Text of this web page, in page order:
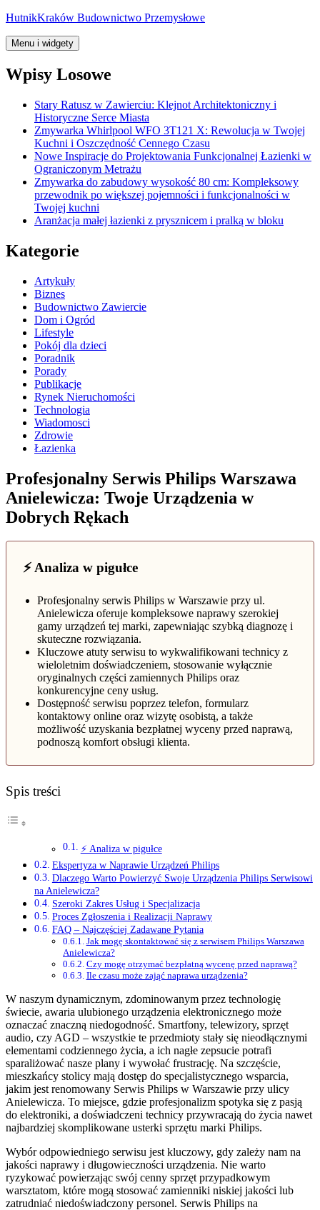
Przejdź
treści
HutnikKraków Budownictwo Przemysłowe
Menu i widgety
Wpisy Losowe
Stary Ratusz w Zawierciu: Klejnot Architektoniczny i
Historyczne Serce Miasta
Zmywarka Whirlpool WFO 3T121 X: Rewolucja w Twojej
Kuchni i Oszczędność Cennego Czasu
Nowe Inspiracje do Projektowania Funkcjonalnej Łazienki w
Ograniczonym Metrażu
Zmywarka do zabudowy wysokość 80 cm: Kompleksowy
przewodnik po większej pojemności i funkcjonalności w
Twojej kuchni
Aranżacja małej łazienki z prysznicem i pralką w bloku
Kategorie
Artykuły
Biznes
Budownictwo Zawiercie
Dom i Ogród
Lifestyle
Pokój dla dzieci
Poradnik
Porady
Publikacje
Rynek Nieruchomości
Technologia
Wiadomosci
Zdrowie
Łazienka
Profesjonalny Serwis Philips Warszawa
Anielewicza: Twoje Urządzenia w
Dobrych Rękach
⚡ Analiza w pigułce
Profesjonalny serwis Philips w Warszawie przy ul.
Anielewicza oferuje kompleksowe naprawy szerokiej
gamy urządzeń tej marki, zapewniając szybką diagnozę i
skuteczne rozwiązania.
Kluczowe atuty serwisu to wykwalifikowani technicy z
wieloletnim doświadczeniem, stosowanie wyłącznie
oryginalnych części zamiennych Philips oraz
konkurencyjne ceny usług.
Dostępność serwisu poprzez telefon, formularz
kontaktowy online oraz wizytę osobistą, a także
możliwość uzyskania bezpłatnej wyceny przed naprawą,
podnoszą komfort obsługi klienta.
Spis treści
⚡ Analiza w pigułce
Ekspertyza w Naprawie Urządzeń Philips
Dlaczego Warto Powierzyć Swoje Urządzenia Philips Serwisowi
na Anielewicza?
Szeroki Zakres Usług i Specjalizacja
Proces Zgłoszenia i Realizacji Naprawy
FAQ – Najczęściej Zadawane Pytania
Jak mogę skontaktować się z serwisem Philips Warszawa
Anielewicza?
Czy mogę otrzymać bezpłatną wycenę przed naprawą?
Ile czasu może zająć naprawa urządzenia?
W naszym dynamicznym, zdominowanym przez technologię
świecie, awaria ulubionego urządzenia elektronicznego może
oznaczać znaczną niedogodność. Smartfony, telewizory, sprzęt
audio, czy AGD – wszystkie te przedmioty stały się nieodłącznymi
elementami codziennego życia, a ich nagłe zepsucie potrafi
sparaliżować nasze plany i wywołać frustrację. Na szczęście,
mieszkańcy stolicy mają dostęp do specjalistycznego wsparcia,
jakim jest renomowany Serwis Philips w Warszawie przy ulicy
Anielewicza. To miejsce, gdzie profesjonalizm spotyka się z pasją
do elektroniki, a doświadczeni technicy przywracają do życia nawet
najbardziej skomplikowane usterki sprzętu marki Philips.
Wybór odpowiedniego serwisu jest kluczowy, gdy zależy nam na
jakości naprawy i długowieczności urządzenia. Nie warto
ryzykować powierzając swój cenny sprzęt przypadkowym
warsztatom, które mogą stosować zamienniki niskiej jakości lub
zatrudniać niedoświadczony personel. Serwis Philips na